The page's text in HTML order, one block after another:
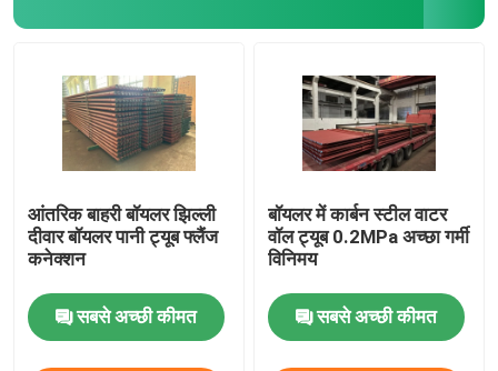
आंतरिक बाहरी बॉयलर झिल्ली
दीवार बॉयलर पानी ट्यूब फ्लैंज
कनेक्शन
सबसे अच्छी कीमत
बॉयलर में कार्बन स्टील वाटर
वॉल ट्यूब 0.2MPa अच्छा गर्मी
विनिमय
सबसे अच्छी कीमत